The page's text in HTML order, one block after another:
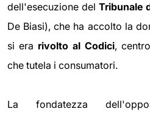
dell'esecuzione del Tribunale
De Biasi), che ha accolto la
si era rivolto al Codici,
che tutela i consumatori.
La fondatezza